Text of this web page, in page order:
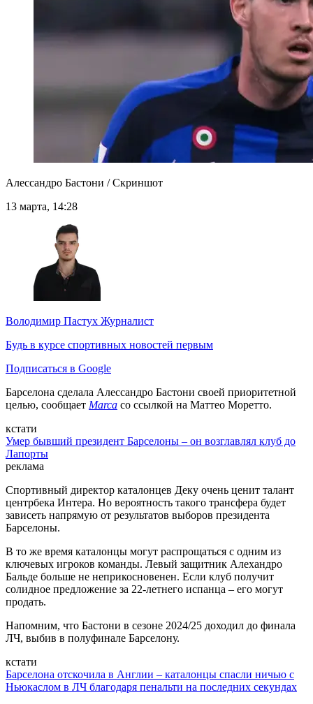
Алессандро Бастони / Скриншот
13 марта, 14:28
Володимир Пастух Журналист
Будь в курсе спортивных новостей первым
Подписаться в Google
Барселона сделала Алессандро Бастони своей приоритетной
целью, сообщает Marca со ссылкой на Маттео Моретто.
кстати
Умер бывший президент Барселоны – он возглавлял клуб до
Лапорты
реклама
Спортивный директор каталонцев Деку очень ценит талант
центрбека Интера. Но вероятность такого трансфера будет
зависеть напрямую от результатов выборов президента
Барселоны.
В то же время каталонцы могут распрощаться с одним из
ключевых игроков команды. Левый защитник Алехандро
Бальде больше не неприкосновенен. Если клуб получит
солидное предложение за 22-летнего испанца – его могут
продать.
Напомним, что Бастони в сезоне 2024/25 доходил до финала
ЛЧ, выбив в полуфинале Барселону.
кстати
Барселона отскочила в Англии – каталонцы спасли ничью с
Ньюкаслом в ЛЧ благодаря пенальти на последних секундах